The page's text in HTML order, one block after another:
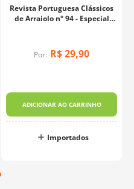
Revista Portuguesa Clássicos
de Arraiolo n° 94 - Especial
Por: R$29,90
ADICIONAR AO CARRINHO
Importados